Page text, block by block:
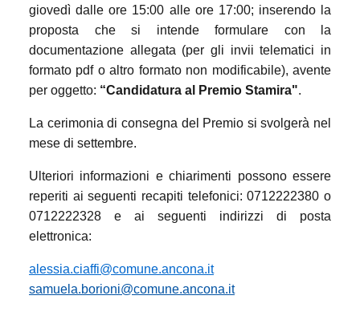
giovedì dalle ore 15:00 alle ore 17:00; inserendo la
proposta che si intende formulare con la
documentazione allegata (per gli invii telematici in
formato pdf o altro formato non modificabile), avente
per oggetto: “Candidatura al Premio Stamira".
La cerimonia di consegna del Premio si svolgerà nel
mese di settembre.
Ulteriori informazioni e chiarimenti possono essere
reperiti ai seguenti recapiti telefonici: 0712222380 o
0712222328 e ai seguenti indirizzi di posta
elettronica:
alessia.ciaffi@comune.ancona.it
samuela.borioni@comune.ancona.it